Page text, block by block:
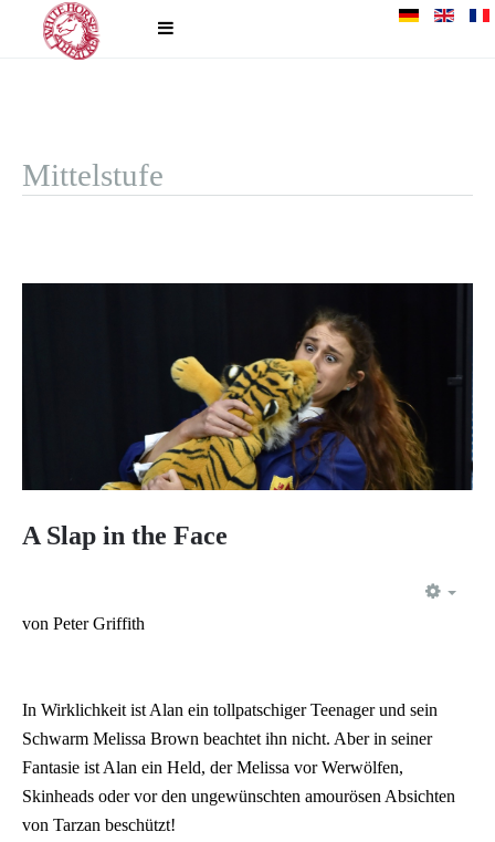
Mittelstufe
A Slap in the Face
von Peter Griffith
In Wirklichkeit ist Alan ein tollpatschiger Teenager und sein
Schwarm Melissa Brown beachtet ihn nicht. Aber in seiner
Fantasie ist Alan ein Held, der Melissa vor Werwölfen,
Skinheads oder vor den ungewünschten amourösen Absichten
von Tarzan beschützt!